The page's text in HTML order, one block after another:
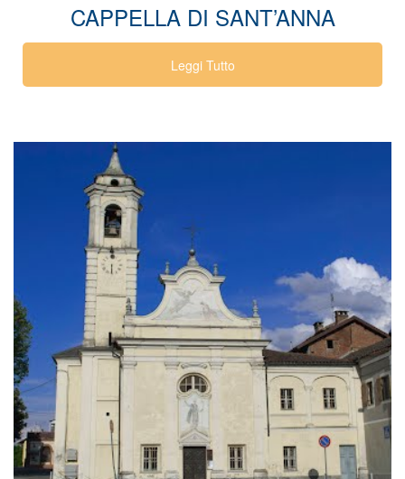
CAPPELLA DI SANT’ANNA
Leggi Tutto